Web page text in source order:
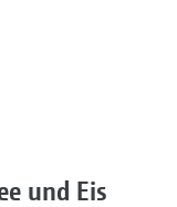
und Eis